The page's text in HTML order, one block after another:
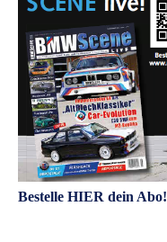
Bestelle HIER dein Abo!